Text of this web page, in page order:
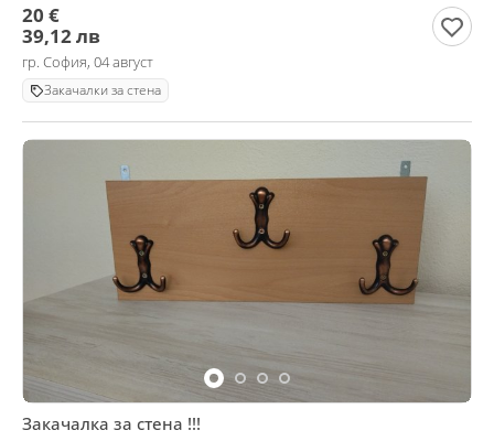
20 €
39,12 лв
гр. София, 04 август
Закачалки за стена
Закачалка за стена !!!